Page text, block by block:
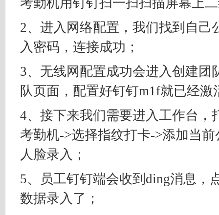
考勤机用钉钉扫一扫扫描屏幕上
2、进入网络配置，我们找到自己
入密码，连接成功；
3、无线网配置成功会进入创建团
队页面，配置好钉钉m1f就已经激
4、接下来我们需要进入工作台，
考勤机->选择指纹打卡->添加当
人脸录入；
5、员工钉钉端会收到ding消息，
数据录入了；